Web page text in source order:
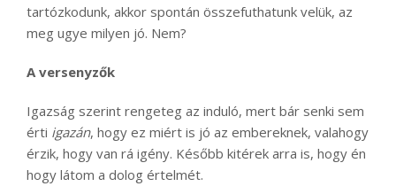
tartózkodunk, akkor spontán összefuthatunk velük, az
meg ugye milyen jó. Nem?
A versenyzők
Igazság szerint rengeteg az induló, mert bár senki sem
érti igazán, hogy ez miért is jó az embereknek, valahogy
érzik, hogy van rá igény. Később kitérek arra is, hogy én
hogy látom a dolog értelmét.